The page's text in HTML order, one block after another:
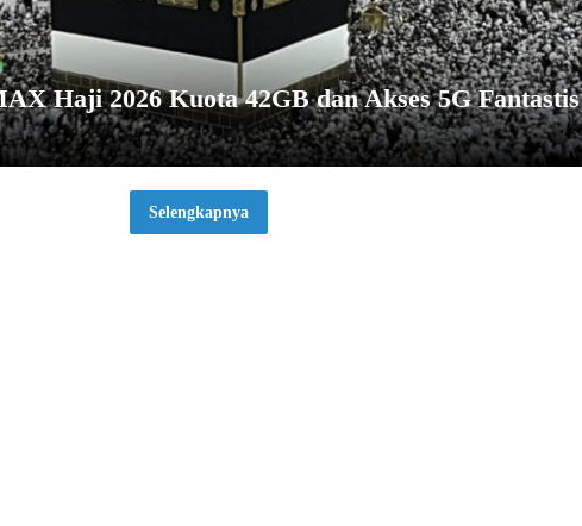
Haji 2026 Kuota 42GB dan Akses 5G Fantastis
Selengkapnya